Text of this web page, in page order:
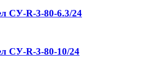
СУ-R-3-80-6.3/24
СУ-R-3-80-10/24